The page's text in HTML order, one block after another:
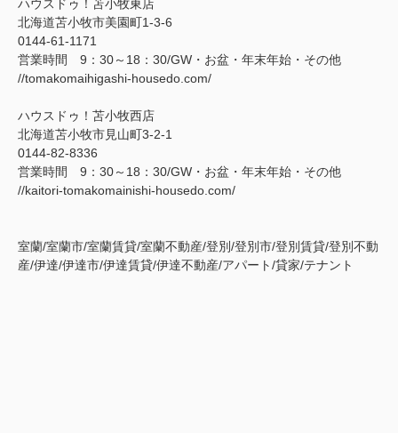
ハウスドゥ！苫小牧東店
北海道苫小牧市美園町1-3-6
0144-61-1171
営業時間 9：30～18：30/GW・お盆・年末年始・その他
//tomakomaihigashi-housedo.com/
ハウスドゥ！苫小牧西店
北海道苫小牧市見山町3-2-1
0144-82-8336
営業時間 9：30～18：30/GW・お盆・年末年始・その他
//kaitori-tomakomainishi-housedo.com/
室蘭/室蘭市/室蘭賃貸/室蘭不動産/登別/登別市/登別賃貸/登別不動
産/伊達/伊達市/伊達賃貸/伊達不動産/アパート/貸家/テナント